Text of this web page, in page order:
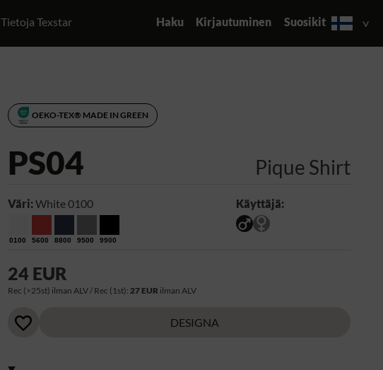
Tietoja Texstar Haku Kirjautuminen Suosikit
OEKO-TEX® MADE IN GREEN
PS04 Pique Shirt
Väri:White 0100
0100 5600 8800 9500 9900
Käyttäjä:
24 EUR
Rec (>25st) ilman ALV / Rec (1st): 27 EUR ilman ALV
DESIGNA